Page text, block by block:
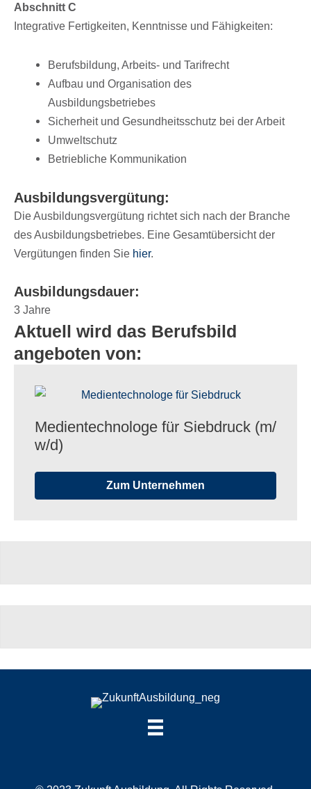
Abschnitt C
Inte­gra­tive Fertig­kei­ten, Kennt­nisse und Fähigkeiten:
Berufs­bil­dung, Arbeits- und Tarifrecht
Aufbau und Orga­ni­sa­tion des
Ausbildungsbetriebes
Sicher­heit und Gesund­heits­schutz bei der Arbeit
Umwelt­schutz
Betrieb­li­che Kommunikation
Ausbil­dungs­ver­gü­tung:
Die Ausbil­dungs­ver­gü­tung rich­tet sich nach der Bran­che
des Ausbil­dungs­be­trie­bes. Eine Gesamt­über­sicht der
Vergü­tun­gen finden Sie hier.
Ausbil­dungs­dauer:
3 Jahre
Aktuell wird das Berufsbild
angeboten von:
Medi­en­tech­no­loge für Sieb­druck (m/​
w/​d)
Zum Unternehmen